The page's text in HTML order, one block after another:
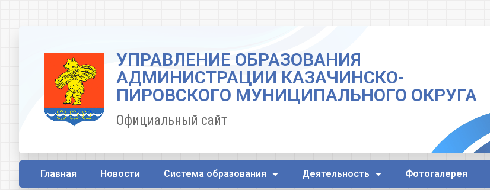
УПРАВЛЕНИЕ ОБРАЗОВАНИЯ
АДМИНИСТРАЦИИ КАЗАЧИНСКО-
ПИРОВСКОГО МУНИЦИПАЛЬНОГО ОКРУГА
Официальный сайт
Главная Новости Система образования Деятельность Фотогалерея